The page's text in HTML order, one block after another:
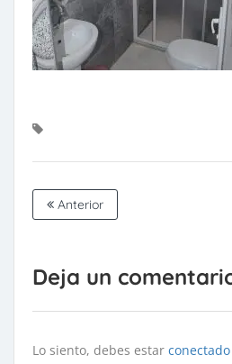
Anterior
Deja un
Lo siento, debes estar conectado